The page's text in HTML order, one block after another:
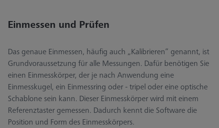
Einmessen und Prüfen
Das genaue Einmessen, häufig auch „Kalibrieren“ genannt, ist
Grundvoraussetzung für alle Messungen. Dafür benötigen Sie
einen Einmesskörper, der je nach Anwendung eine
Einmesskugel, ein Einmessring oder - tripel oder eine optische
Schablone sein kann. Dieser Einmesskörper wird mit einem
Referenztaster gemessen. Dadurch kennt die Software die
Position und Form des Einmesskörpers.